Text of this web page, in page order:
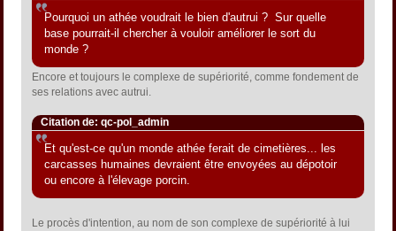
Pourquoi un athée voudrait le bien d'autrui ? Sur quelle
base pourrait-il chercher à vouloir améliorer le sort du
monde ?
Encore et toujours le complexe de supériorité, comme fondement de
ses relations avec autrui.
Citation de: qc-pol_admin
Et qu'est-ce qu'un monde athée ferait de cimetières... les
carcasses humaines devraient être envoyées au dépotoir
ou encore à l'élevage porcin.
Le procès d'intention, au nom de son complexe de supériorité à lui